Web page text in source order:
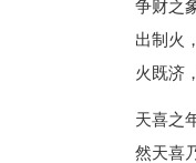
争财之
出制火
火既济
天喜之
然天喜